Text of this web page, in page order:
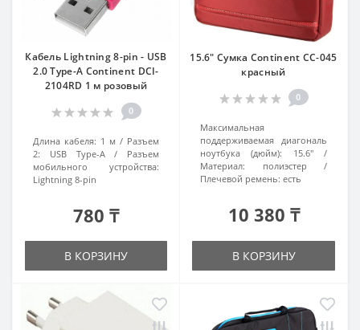
Кабель Lightning 8-pin - USB
2.0 Type-A Continent DCI-
2104RD 1 м розовый
0
Длина кабеля: 1 м
Разъем
2:
USB Type-А
Разъем
мобильного устройства:
Lightning 8-pin
780 ₸
В КОРЗИНУ
15.6" Сумка Continent CC-045
красный
0
Максимальная
поддерживаемая диагональ
ноутбука (дюйм):
15.6"
Материал:
полиэстер
Плечевой ремень: есть
10 380 ₸
В КОРЗИНУ